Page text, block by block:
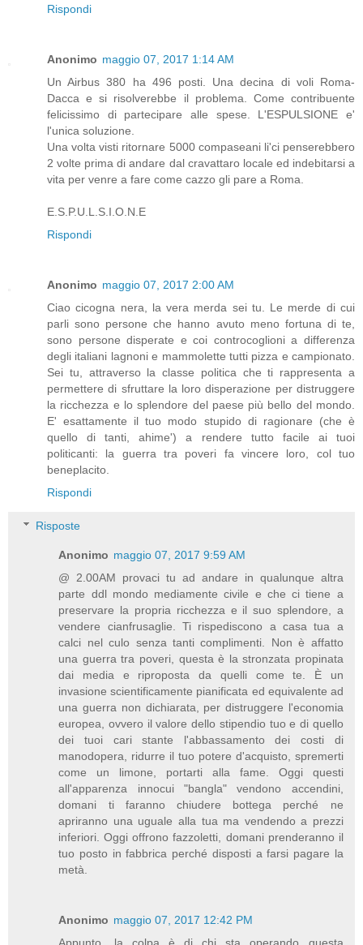
Rispondi
Anonimo maggio 07, 2017 1:14 AM
Un Airbus 380 ha 496 posti. Una decina di voli Roma-
Dacca e si risolverebbe il problema. Come contribuente
felicissimo di partecipare alle spese. L'ESPULSIONE e'
l'unica soluzione.
Una volta visti ritornare 5000 compaseani li'ci penserebbero
2 volte prima di andare dal cravattaro locale ed indebitarsi a
vita per venre a fare come cazzo gli pare a Roma.
E.S.P.U.L.S.I.O.N.E
Rispondi
Anonimo maggio 07, 2017 2:00 AM
Ciao cicogna nera, la vera merda sei tu. Le merde di cui
parli sono persone che hanno avuto meno fortuna di te,
sono persone disperate e coi controcoglioni a differenza
degli italiani lagnoni e mammolette tutti pizza e campionato.
Sei tu, attraverso la classe politica che ti rappresenta a
permettere di sfruttare la loro disperazione per distruggere
la ricchezza e lo splendore del paese più bello del mondo.
E' esattamente il tuo modo stupido di ragionare (che è
quello di tanti, ahime') a rendere tutto facile ai tuoi
politicanti: la guerra tra poveri fa vincere loro, col tuo
beneplacito.
Rispondi
Risposte
Anonimo maggio 07, 2017 9:59 AM
@ 2.00AM provaci tu ad andare in qualunque altra
parte ddl mondo mediamente civile e che ci tiene a
preservare la propria ricchezza e il suo splendore, a
vendere cianfrusaglie. Ti rispediscono a casa tua a
calci nel culo senza tanti complimenti. Non è affatto
una guerra tra poveri, questa è la stronzata propinata
dai media e riproposta da quelli come te. È un
invasione scientificamente pianificata ed equivalente ad
una guerra non dichiarata, per distruggere l'economia
europea, ovvero il valore dello stipendio tuo e di quello
dei tuoi cari stante l'abbassamento dei costi di
manodopera, ridurre il tuo potere d'acquisto, spremerti
come un limone, portarti alla fame. Oggi questi
all'apparenza innocui "bangla" vendono accendini,
domani ti faranno chiudere bottega perché ne
apriranno una uguale alla tua ma vendendo a prezzi
inferiori. Oggi offrono fazzoletti, domani prenderanno il
tuo posto in fabbrica perché disposti a farsi pagare la
metà.
Anonimo maggio 07, 2017 12:42 PM